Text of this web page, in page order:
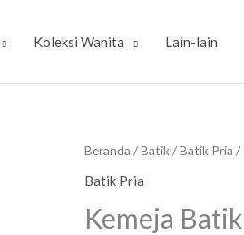
Koleksi Wanita Lain-lain
Beranda /Batik/Batik Pria /
Batik Pria
Kemeja
Kuantitas
Kemeja
Cowok